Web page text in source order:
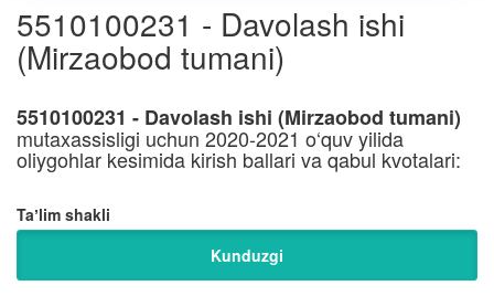
5510100231 - Davolash ishi
(Mirzaobod tumani)
5510100231 - Davolash ishi (Mirzaobod tumani)
mutaxassisligi uchun 2020-2021 o‘quv yilida
oliygohlar kesimida kirish ballari va qabul kvotalari:
Taʼlim shakli
Kunduzgi